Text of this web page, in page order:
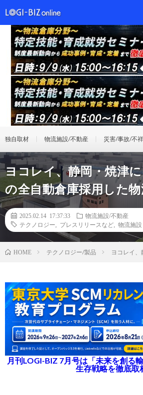
独自取材 物流施設/不動産 災害/事故/不
ヨコレイ、静岡・焼津
の全自動倉庫採用した
2025.02.14 17:37:33
物流施設/不動産
テクノロジー
プレスリリースなど 物流施設
HOME テクノロジー/製品 ヨコレイ
月刊LOGI-BIZ 7月号は「未来を創る
生存戦略を徹底取